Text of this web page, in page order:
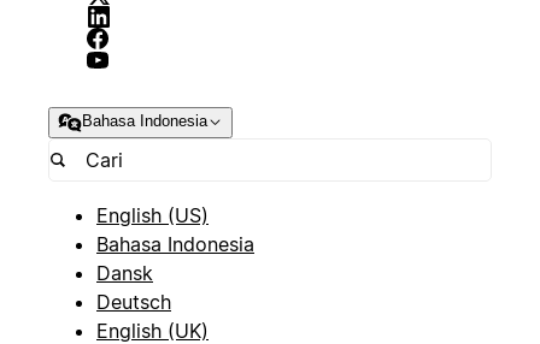
Bahasa Indonesia
English (US)
Bahasa Indonesia
Dansk
Deutsch
English (UK)